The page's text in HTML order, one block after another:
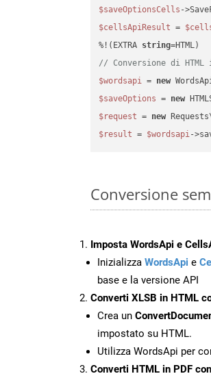
$saveOptionsCells -
$cellsApiResult =
%!(EXTRA string
// Conversione di HTML
$wordsapi = new
$saveOptions = new
$request = new
$result = $wordsapi-
Conversione
Imposta WordsApi e
Inizializza WordsApi e
base e la versione API
Converti XLSB in HTML
Crea un
impostato su HTML.
Utilizza WordsApi per
Converti HTML in PDF